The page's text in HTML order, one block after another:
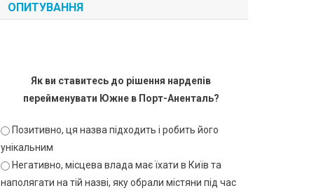
ОПИТУВАННЯ
Як ви ставитесь до рішення нардепів
перейменувати Южне в Порт-Аненталь?
Позитивно, ця назва підходить і робить його
унікальним
Негативно, місцева влада має їхати в Київ та
наполягати на тій назві, яку обрали містяни під час